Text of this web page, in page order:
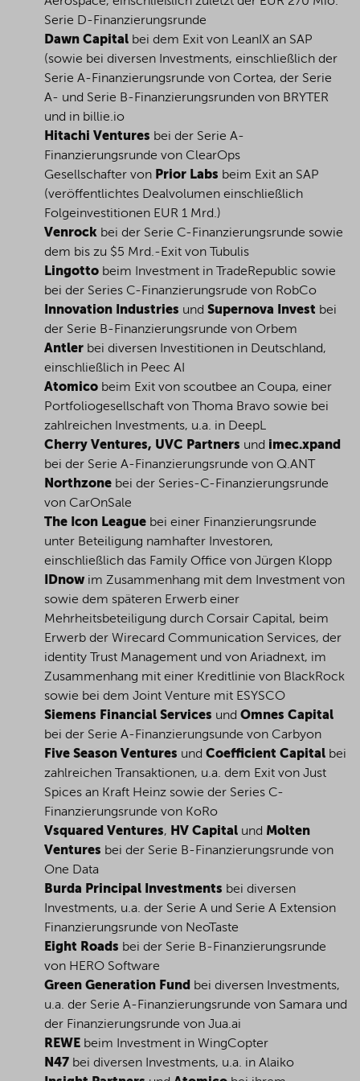
Serie D-Finanzierungsrunde
Dawn Capital bei dem Exit von LeanIX an SAP
(sowie bei diversen Investments, einschließlich der
Serie A-Finanzierungsrunde von Cortea, der Serie
A- und Serie B-Finanzierungsrunden von BRYTER
und in billie.io
Hitachi Ventures bei der Serie A-
Finanzierungsrunde von ClearOps
Gesellschafter von Prior Labs beim Exit an SAP
(veröffentlichtes Dealvolumen einschließlich
Folgeinvestitionen EUR 1 Mrd.)
Venrock bei der Serie C-Finanzierungsrunde sowie
dem bis zu $5 Mrd.-Exit von Tubulis
Lingotto beim Investment in TradeRepublic sowie
bei der Series C-Finanzierungsrude von RobCo
Innovation Industries und Supernova Invest bei
der Serie B-Finanzierungsrunde von Orbem
Antler bei diversen Investitionen in Deutschland,
einschließlich in Peec AI
Atomico beim Exit von scoutbee an Coupa, einer
Portfoliogesellschaft von Thoma Bravo sowie bei
zahlreichen Investments, u.a. in DeepL
Cherry Ventures, UVC Partners und imec.xpand
bei der Serie A-Finanzierungsrunde von Q.ANT
Northzone bei der Series-C-Finanzierungsrunde
von CarOnSale
The Icon League bei einer Finanzierungsrunde
unter Beteiligung namhafter Investoren,
einschließlich das Family Office von Jürgen Klopp
IDnow im Zusammenhang mit dem Investment von
sowie dem späteren Erwerb einer
Mehrheitsbeteiligung durch Corsair Capital, beim
Erwerb der Wirecard Communication Services, der
identity Trust Management und von Ariadnext, im
Zusammenhang mit einer Kreditlinie von BlackRock
sowie bei dem Joint Venture mit ESYSCO
Siemens Financial Services und Omnes Capital
bei der Serie A-Finanzierungsunde von Carbyon
Five Season Ventures und Coefficient Capital bei
zahlreichen Transaktionen, u.a. dem Exit von Just
Spices an Kraft Heinz sowie der Series C-
Finanzierungsrunde von KoRo
Vsquared Ventures, HV Capital und Molten
Ventures bei der Serie B-Finanzierungsrunde von
One Data
Burda Principal Investments bei diversen
Investments, u.a. der Serie A und Serie A Extension
Finanzierungsrunde von NeoTaste
Eight Roads bei der Serie B-Finanzierungsrunde
von HERO Software
Green Generation Fund bei diversen Investments,
u.a. der Serie A-Finanzierungsrunde von Samara und
der Finanzierungsrunde von Jua.ai
REWE beim Investment in WingCopter
N47 bei diversen Investments, u.a. in Alaiko